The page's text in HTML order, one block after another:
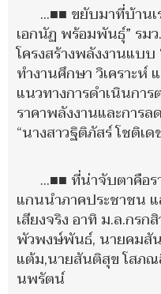
...■■ ขยับมาที่บ้าน
เอกนัฏ พร้อมพันธุ์” รม
โครงสร้างพลังงานแบบ
ทำงานศึกษา วิเคราะห์
แนวทางการดำเนินการ
ราคาพลังงานและการ
“นางสาวฐิติภัสร์ โชติเ
...■■ ที่น่าจับตาคือ
แกนนำภาคประชาชน
เสียงจริง อาทิ ม.ล.กร
พัวพงษ์พันธ์, นายคมสั
แต้ม,นายสันติสุข โสภณ
นพรัตน์